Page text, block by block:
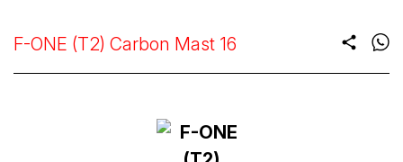
F-ONE (T2) Carbon Mast 16 share